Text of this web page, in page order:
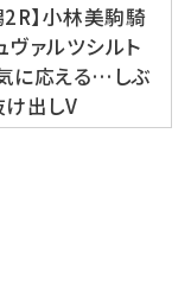
2R】小林美駒騎
ヴァルツシルト
に応える…しぶ
け出しV